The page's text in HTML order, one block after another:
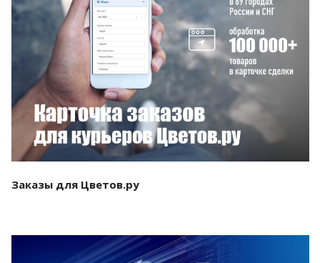
Смотреть проект
Заказы для Цветов.ру